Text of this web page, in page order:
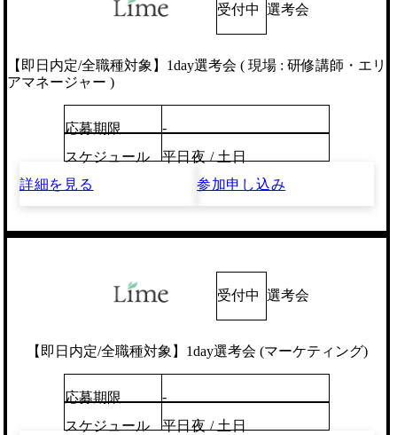
受付中 選考会
【即日内定/全職種対象】1day選考会 ( 現場 : 研修講師・エリ
アマネージャー )
応募期限
-
スケジュール
平日夜 / 土日
詳細を見る
参加申し込み
受付中 選考会
【即日内定/全職種対象】1day選考会 (マーケティング)
応募期限
-
スケジュール
平日夜 / 土日